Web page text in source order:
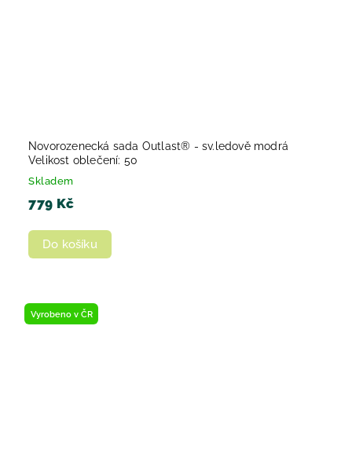
Novorozenecká sada Outlast® - sv.ledově modrá
Velikost oblečení: 50
Skladem
779 Kč
Do košíku
Vyrobeno v ČR